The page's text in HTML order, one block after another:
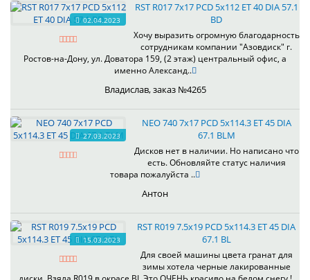
02.04.2023
RST R017 7x17 PCD 5x112 ET 40 DIA 57.1
BD
Хочу выразить огромную благодарность
сотрудникам компании "Азовдиск" г.
Ростов-на-Дону, ул. Доватора 159, (2 этаж) центральный офис, а
именно Александ..
Владислав, заказ №4265
27.03.2023
NEO 740 7x17 PCD 5x114.3 ET 45 DIA
67.1 BLM
Дисков нет в наличии. Но написано что
есть. Обновляйте статус наличия
товара пожалуйста ..
Антон
15.03.2023
RST R019 7.5x19 PCD 5x114.3 ET 45 DIA
67.1 BL
Для своей машины цвета гранат для
зимы хотела черные лакированные